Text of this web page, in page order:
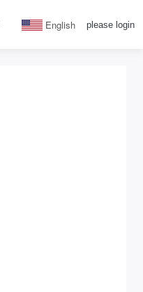
English please login